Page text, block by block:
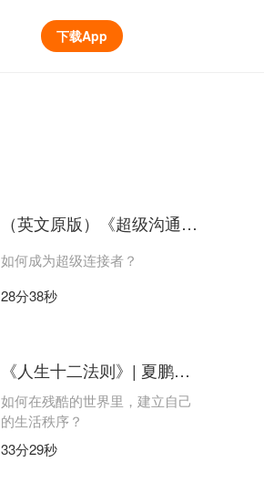
下载App
（英文原版）《超级沟通者》｜哈希解读
如何成为超级连接者？
28分38秒
《人生十二法则》| 夏鹏解读
如何在残酷的世界里，建立自己
的生活秩序？
33分29秒